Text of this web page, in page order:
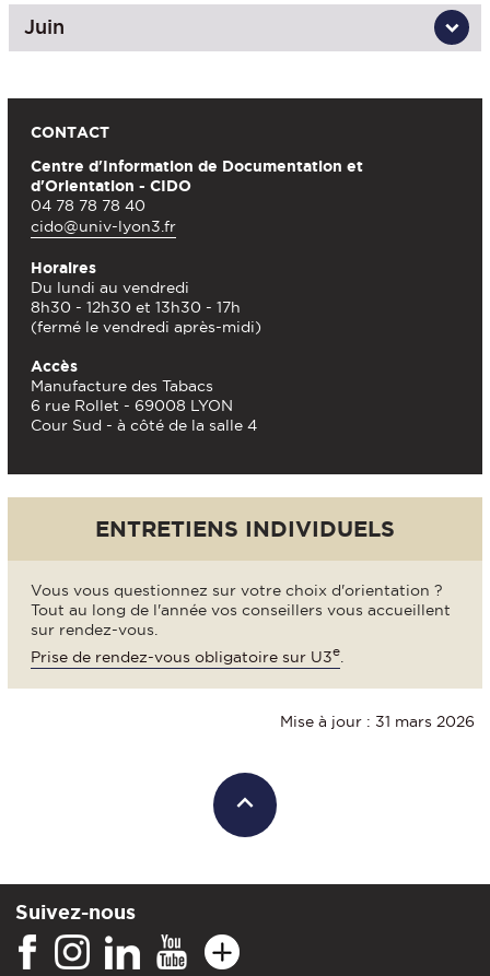
Juin
CONTACT
Centre d'Information de Documentation et
d'Orientation - CIDO
04 78 78 78 40
cido@univ-lyon3.fr
Horaires
Du lundi au vendredi
8h30 - 12h30 et 13h30 - 17h
(fermé le vendredi après-midi)
Accès
Manufacture des Tabacs
6 rue Rollet - 69008 LYON
Cour Sud - à côté de la salle 4
ENTRETIENS INDIVIDUELS
Vous vous questionnez sur votre choix d'orientation ?
Tout au long de l'année vos conseillers vous accueillent
sur rendez-vous.
Prise de rendez-vous obligatoire sur U3e
Mise à jour : 31 mars 2026
Suivez-nous